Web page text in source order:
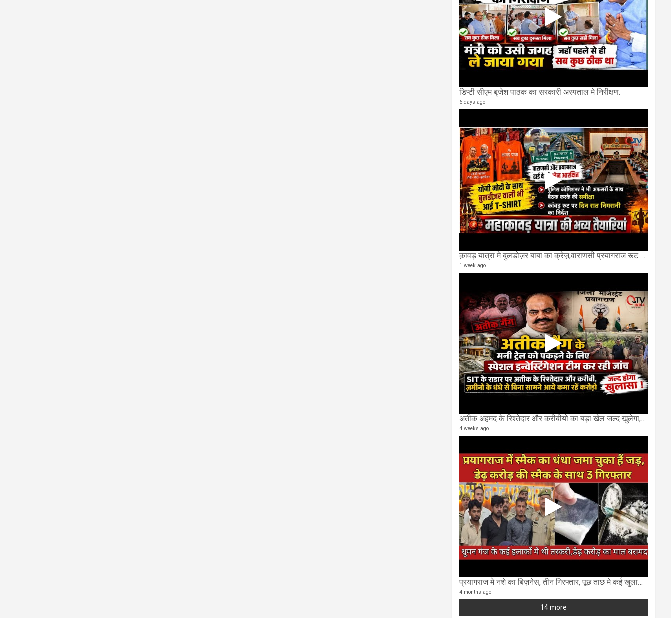
डिप्टी सीएम बृजेश पाठक का सरकारी अस्पताल मे निरीक्षण.
6 days ago
क़ावड़ यात्रा मे बुलडोज़र बाबा का क्रेज़,वाराणसी प्रयागराज रूट की एक लेन खाली की गई.
1 week ago
अतीक अहमद के रिश्तेदार और करीबीयो का बड़ा खेल जल्द खुलेगा,छुप कर करोड़ो कमाने वाले SIT के राडार पर
4 weeks ago
प्रयागराज मे नशे का बिज़नेस, तीन गिरफ्तार, पूछ ताछ मे कई खुलासा..
4 months ago
14 more